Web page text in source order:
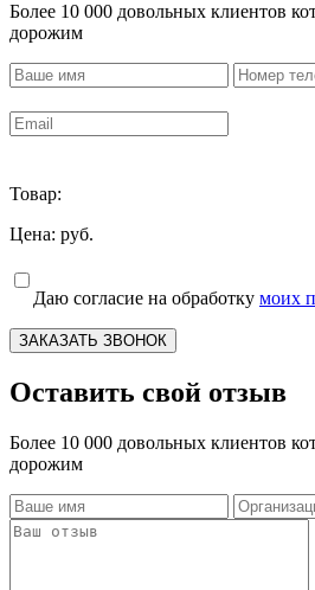
Более 10 000 довольных клиентов
дорожим
Товар:
Цена: руб.
Даю согласие на обработку моих
ЗАКАЗАТЬ ЗВОНОК
Оставить свой отзыв
Более 10 000 довольных клиентов
дорожим